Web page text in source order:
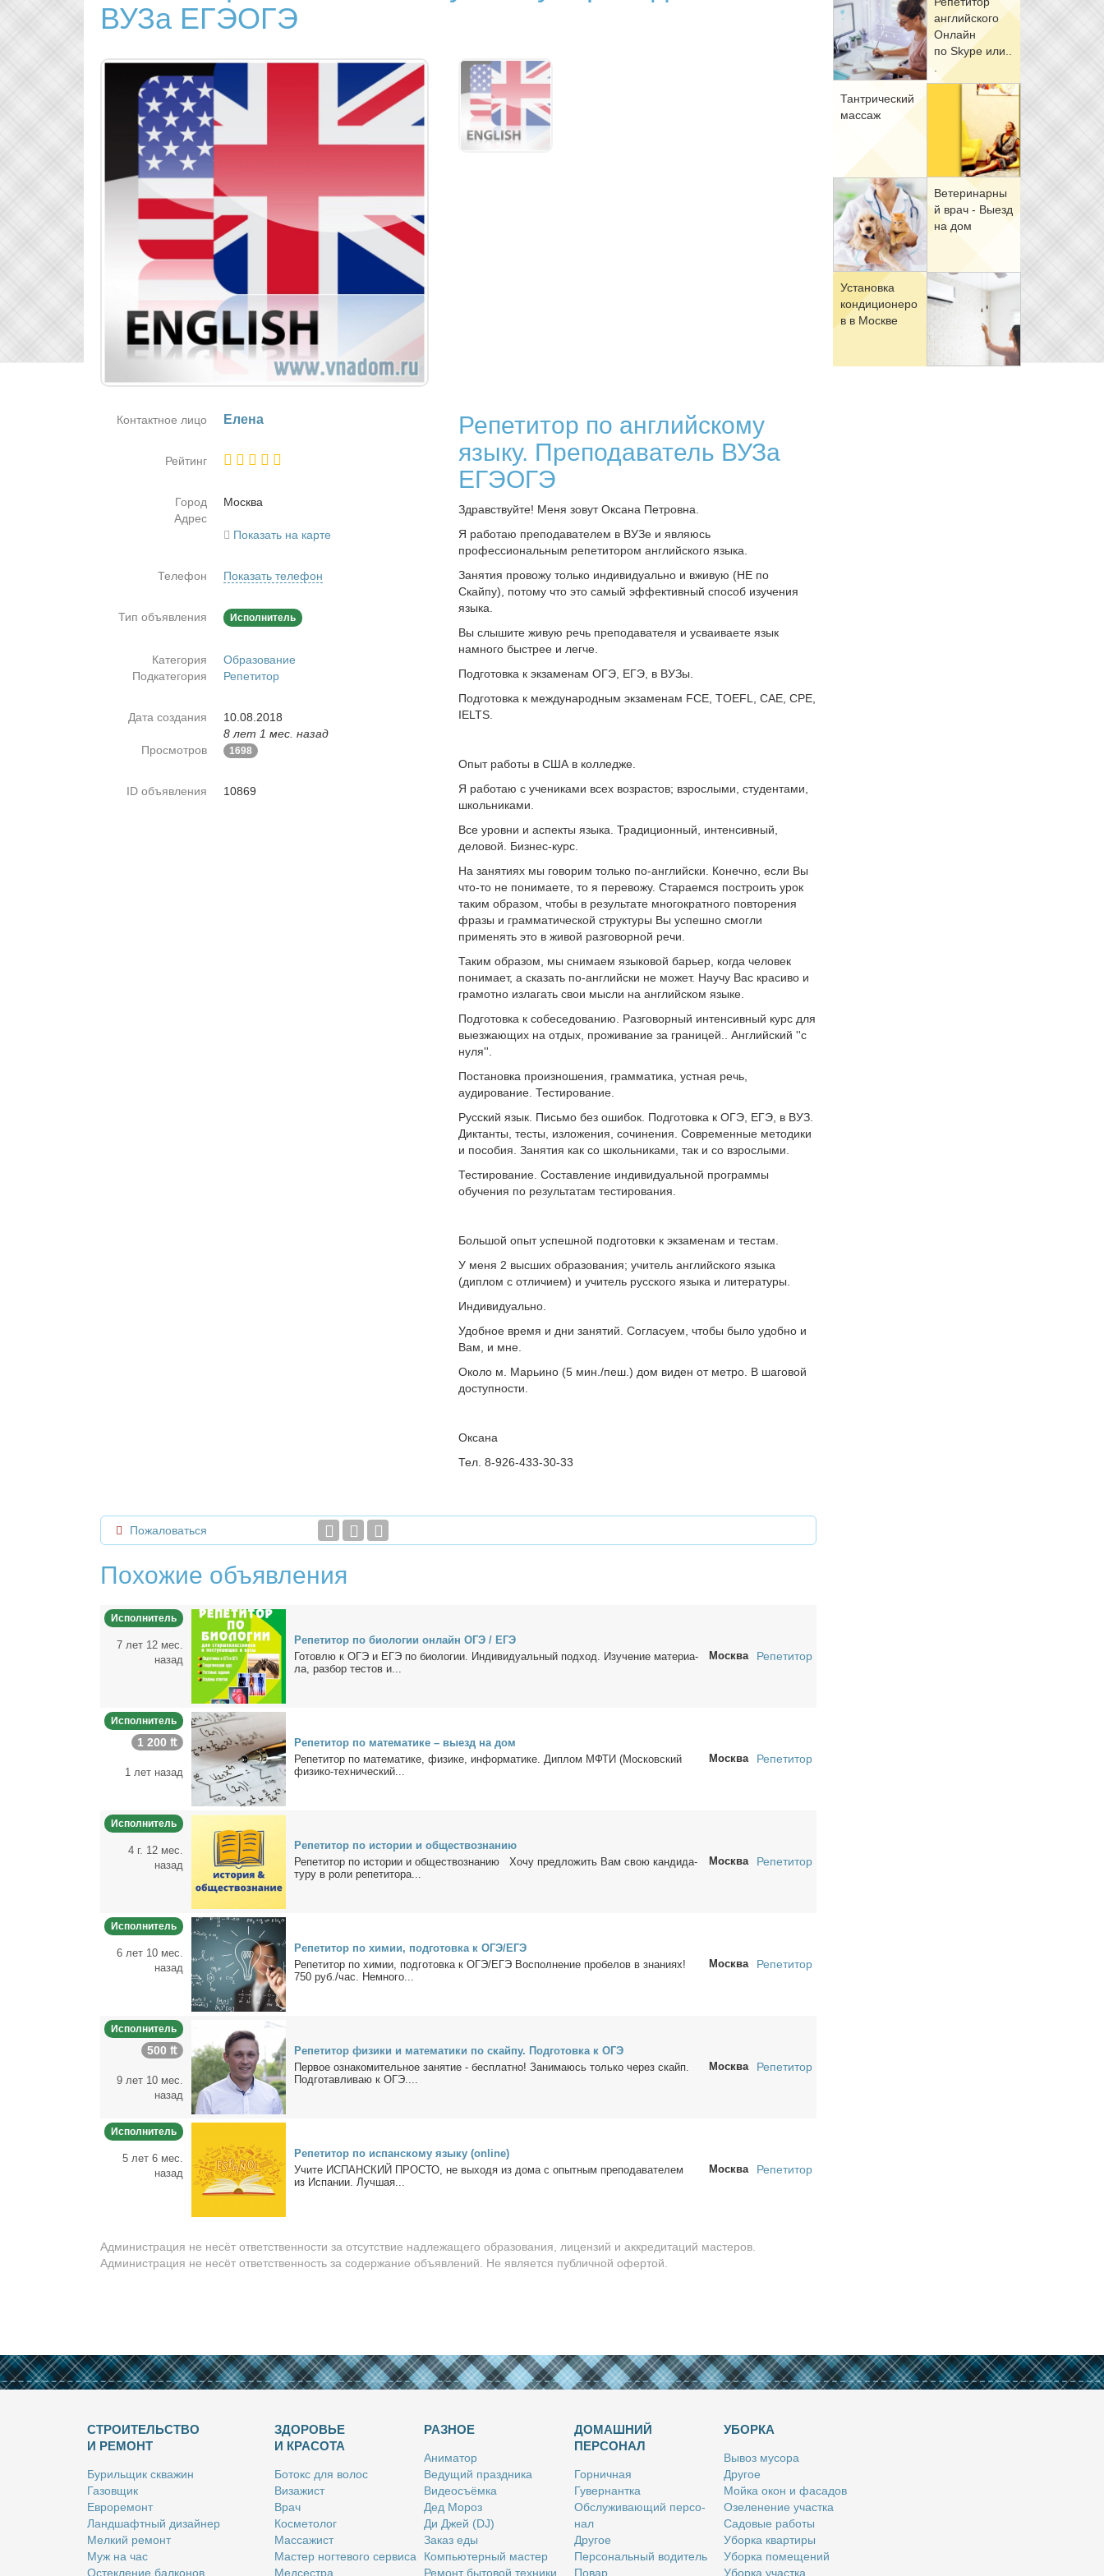
ан­глий­ско­го
Он­лайн
по Skype или..
Тан­три­че­ский
мас­саж
Ве­те­ри­нар­ны
й врач - Вы­езд
на дом
Уста­нов­ка
кон­ди­ци­о­не­ро
в в Москве
ВУЗа ЕГЭОГЭ
Репетитор по английскому
языку. Преподаватель ВУЗа
ЕГЭОГЭ
Здравствуйте! Меня зовут Оксана Петровна.
Я работаю преподавателем в ВУЗе и являюсь
профессиональным репетитором английского языка.
Занятия провожу только индивидуально и вживую (НЕ по
Скайпу), потому что это самый эффективный способ изучения
языка.
Вы слышите живую речь преподавателя и усваиваете язык
намного быстрее и легче.
Подготовка к экзаменам ОГЭ, ЕГЭ, в ВУЗы.
Подготовка к международным экзаменам FCE, TOEFL, CAE, CPE,
IELTS.
Опыт работы в США в колледже.
Я работаю с учениками всех возрастов; взрослыми, студентами,
школьниками.
Все уровни и аспекты языка. Традиционный, интенсивный,
деловой. Бизнес-курс.
На занятиях мы говорим только по-английски. Конечно, если Вы
что-то не понимаете, то я перевожу. Стараемся построить урок
таким образом, чтобы в результате многократного повторения
фразы и грамматической структуры Вы успешно смогли
применять это в живой разговорной речи.
Таким образом, мы снимаем языковой барьер, когда человек
понимает, а сказать по-английски не может. Научу Вас красиво и
грамотно излагать свои мысли на английском языке.
Подготовка к собеседованию. Разговорный интенсивный курс для
выезжающих на отдых, проживание за границей.. Английский ''с
нуля''.
Постановка произношения, грамматика, устная речь,
аудирование. Тестирование.
Русский язык. Письмо без ошибок. Подготовка к ОГЭ, ЕГЭ, в ВУЗ.
Диктанты, тесты, изложения, сочинения. Современные методики
и пособия. Занятия как со школьниками, так и со взрослыми.
Тестирование. Составление индивидуальной программы
обучения по результатам тестирования.
Большой опыт успешной подготовки к экзаменам и тестам.
У меня 2 высших образования; учитель английского языка
(диплом с отличием) и учитель русского языка и литературы.
Индивидуально.
Удобное время и дни занятий. Согласуем, чтобы было удобно и
Вам, и мне.
Около м. Марьино (5 мин./пеш.) дом виден от метро. В шаговой
доступности.
Оксана
Тел. 8-926-433-30-33
Контактное лицо Еле­на
Рейтинг
Город
Москва
Адрес
Показать на карте
Телефон Показать телефон
Тип объявления Исполнитель
Категория
Образование
Подкатегория
Репетитор
Дата создания
10.08.2018
8 лет 1 мес. назад
Просмотров
1698
ID объявления 10869
Пожаловаться
Похожие объявления
Исполнитель
7 лет 12 мес.
назад
Ре­пе­ти­тор по био­ло­гии он­лайн ОГЭ / ЕГЭ
Го­тов­лю к ОГЭ и ЕГЭ по био­ло­гии. Ин­ди­ви­ду­аль­ный под­ход. Изу­че­ние ма­те­ри­а­
ла, раз­бор те­стов и...
Москва Репетитор
Исполнитель
1 200 ₶
1 лет назад
Ре­пе­ти­тор по ма­те­ма­ти­ке – вы­езд на дом
Ре­пе­ти­тор по ма­те­ма­ти­ке, физи­ке, ин­фор­ма­ти­ке. Ди­плом МФТИ (Мос­ков­ский
физи­ко-тех­ни­че­ский...
Москва Репетитор
Исполнитель
4 г. 12 мес.
назад
Ре­пе­ти­тор по ис­то­рии и об­ще­ст­во­зна­нию
Ре­пе­ти­тор по ис­то­рии и об­ще­ст­во­зна­нию Хо­чу пред­ло­жить Вам свою кан­ди­да­
ту­ру в ро­ли ре­пе­ти­то­ра...
Москва Репетитор
Исполнитель
6 лет 10 мес.
назад
Ре­пе­ти­тор по хи­мии, под­го­тов­ка к ОГЭ/ЕГЭ
Ре­пе­ти­тор по хи­мии, под­го­тов­ка к ОГЭ/ЕГЭ Вос­пол­не­ние про­бе­лов в зна­ни­ях!
750 руб./час. Немно­го...
Москва Репетитор
Исполнитель
500 ₶
9 лет 10 мес.
назад
Ре­пе­ти­тор физи­ки и ма­те­ма­ти­ки по скай­пу. Под­го­тов­ка к ОГЭ
Пер­вое озна­ко­ми­тель­ное за­ня­тие - бес­плат­но! За­ни­ма­юсь толь­ко через скайп.
Под­го­тав­ли­ваю к ОГЭ....
Москва Репетитор
Исполнитель
5 лет 6 мес.
назад
Ре­пе­ти­тор по ис­пан­ско­му язы­ку (online)
Учи­те ИСПАНСКИЙ ПРОСТО, не вы­хо­дя из до­ма с опыт­ным пре­по­да­ва­те­лем
из Ис­па­нии. Луч­шая...
Москва Репетитор
Администрация не несёт ответственности за отсутствие надлежащего образования, лицензий и аккредитаций мастеров.
Администрация не несёт ответственность за содержание объявлений. Не является публичной офертой.
СТРОИТЕЛЬСТВО
И РЕМОНТ
Бу­риль­щик сква­жин
Га­зов­щик
Ев­ро­ре­монт
Ланд­шафт­ный ди­зай­нер
Мел­кий ре­монт
Муж на час
Остек­ле­ние бал­ко­нов
ЗДОРОВЬЕ
И КРАСОТА
Бо­токс для во­лос
Ви­за­жист
Врач
Кос­ме­то­лог
Мас­са­жист
Ма­стер ног­те­во­го сер­ви­са
Мед­сест­ра
РАЗНОЕ
Ани­ма­тор
Ве­ду­щий празд­ни­ка
Ви­део­съём­ка
Дед Мо­роз
Ди Джей (DJ)
За­каз еды
Ком­пью­тер­ный ма­стер
Ре­монт бы­то­вой тех­ни­ки
ДОМАШНИЙ
ПЕРСОНАЛ
Гор­нич­ная
Гу­вер­нант­ка
Об­слу­жи­ва­ю­щий пер­со­
нал
Дру­гое
Пер­со­наль­ный во­ди­тель
По­вар
УБОРКА
Вы­воз му­со­ра
Дру­гое
Мой­ка окон и фа­са­дов
Озе­ле­не­ние участ­ка
Са­до­вые ра­бо­ты
Убор­ка квар­ти­ры
Убор­ка по­ме­ще­ний
Убор­ка участ­ка